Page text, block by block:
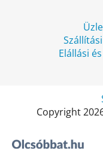
Elállási
Copyright